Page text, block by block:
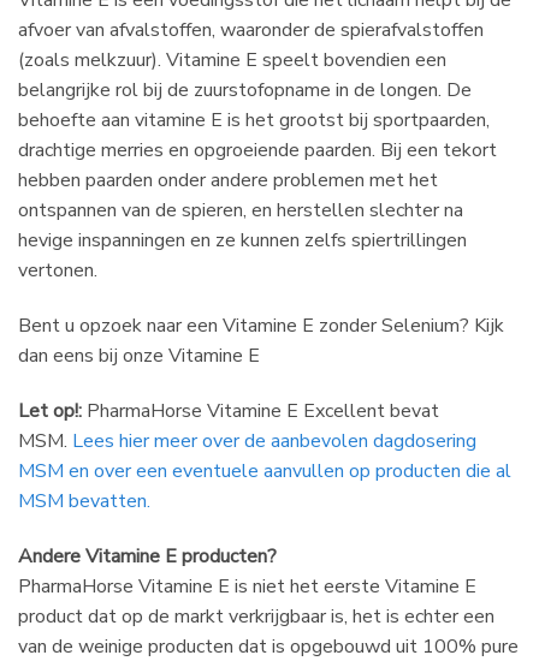
afvoer van afvalstoffen, waaronder de spierafvalstoffen
(zoals melkzuur). Vitamine E speelt bovendien een
belangrijke rol bij de zuurstofopname in de longen. De
behoefte aan vitamine E is het grootst bij sportpaarden,
drachtige merries en opgroeiende paarden. Bij een tekort
hebben paarden onder andere problemen met het
ontspannen van de spieren, en herstellen slechter na
hevige inspanningen en ze kunnen zelfs spiertrillingen
vertonen.
Bent u opzoek naar een Vitamine E zonder Selenium? Kijk
dan eens bij onze Vitamine E
Let op!: PharmaHorse Vitamine E Excellent bevat
MSM. Lees hier meer over de aanbevolen dagdosering
MSM en over een eventuele aanvullen op producten die al
MSM bevatten.
Andere Vitamine E producten?
PharmaHorse Vitamine E is niet het eerste Vitamine E
product dat op de markt verkrijgbaar is, het is echter een
van de weinige producten dat is opgebouwd uit 100% pure